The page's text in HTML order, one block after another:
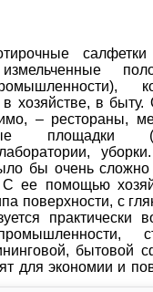
в хозяйстве, в
– рестораны,
площадки
бы очень сложно
С ее помощью
поверхности, с
практически
бытовой
для экономии и